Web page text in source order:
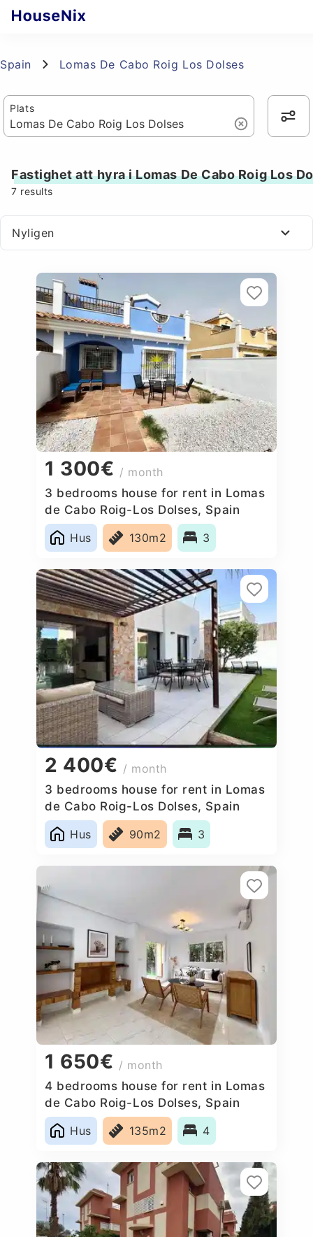
Spain Lomas De Cabo Roig Los Dolses
Plats
Fastighet att hyra i Lomas De Cabo Roig Los
7 results
Nyligen
1 300€ / month
3 bedrooms house for rent in Lomas
de Cabo Roig-Los Dolses, Spain
Hus
130m2 3
2 400€ / month
3 bedrooms house for rent in Lomas
de Cabo Roig-Los Dolses, Spain
Hus
90m2 3
1 650€ / month
4 bedrooms house for rent in Lomas
de Cabo Roig-Los Dolses, Spain
Hus
135m2 4